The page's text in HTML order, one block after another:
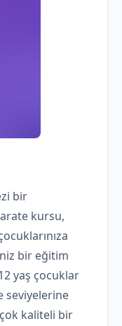
bir
kursu,
bir eğitim
yaş çocuklar
seviyelerine
kaliteli bir